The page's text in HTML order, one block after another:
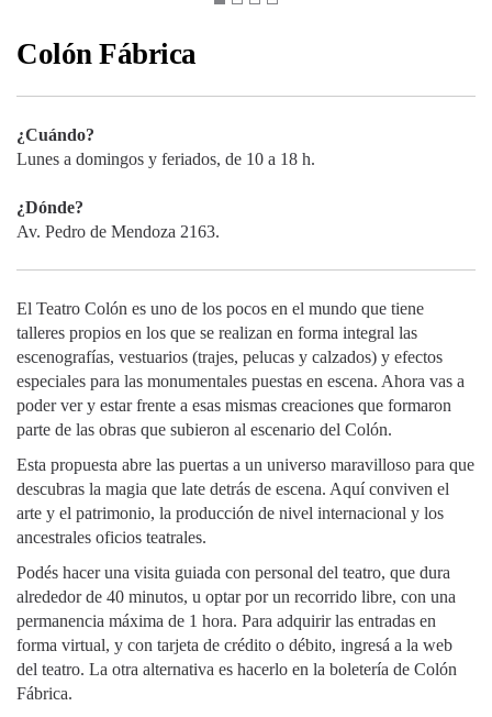
Colón Fábrica
¿Cuándo?
Lunes a domingos y feriados, de 10 a 18 h.
¿Dónde?
Av. Pedro de Mendoza 2163.
El Teatro Colón es uno de los pocos en el mundo que tiene
talleres propios en los que se realizan en forma integral las
escenografías, vestuarios (trajes, pelucas y calzados) y efectos
especiales para las monumentales puestas en escena. Ahora vas a
poder ver y estar frente a esas mismas creaciones que formaron
parte de las obras que subieron al escenario del Colón.
Esta propuesta abre las puertas a un universo maravilloso para que
descubras la magia que late detrás de escena. Aquí conviven el
arte y el patrimonio, la producción de nivel internacional y los
ancestrales oficios teatrales.
Podés hacer una visita guiada con personal del teatro, que dura
alrededor de 40 minutos, u optar por un recorrido libre, con una
permanencia máxima de 1 hora. Para adquirir las entradas en
forma virtual, y con tarjeta de crédito o débito, ingresá a la web
del teatro. La otra alternativa es hacerlo en la boletería de Colón
Fábrica.